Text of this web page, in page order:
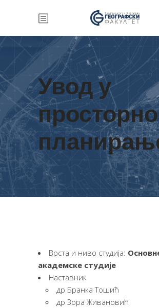
Увод у
просторно
Врста и ниво студија:
академске студије
Наставник
др Бранка Тошић
др Зора Живановић